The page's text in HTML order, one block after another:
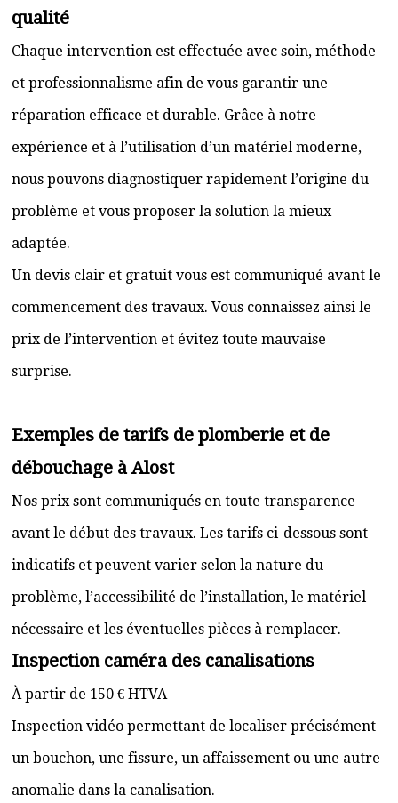
qualité
Chaque intervention est effectuée avec soin, méthode
et professionnalisme afin de vous garantir une
réparation efficace et durable. Grâce à notre
expérience et à l’utilisation d’un matériel moderne,
nous pouvons diagnostiquer rapidement l’origine du
problème et vous proposer la solution la mieux
adaptée.
Un devis clair et gratuit vous est communiqué avant le
commencement des travaux. Vous connaissez ainsi le
prix de l’intervention et évitez toute mauvaise
surprise.
Exemples de tarifs de plomberie et de
débouchage à Alost
Nos prix sont communiqués en toute transparence
avant le début des travaux. Les tarifs ci-dessous sont
indicatifs et peuvent varier selon la nature du
problème, l’accessibilité de l’installation, le matériel
nécessaire et les éventuelles pièces à remplacer.
Inspection caméra des canalisations
À partir de 150 € HTVA
Inspection vidéo permettant de localiser précisément
un bouchon, une fissure, un affaissement ou une autre
anomalie dans la canalisation.